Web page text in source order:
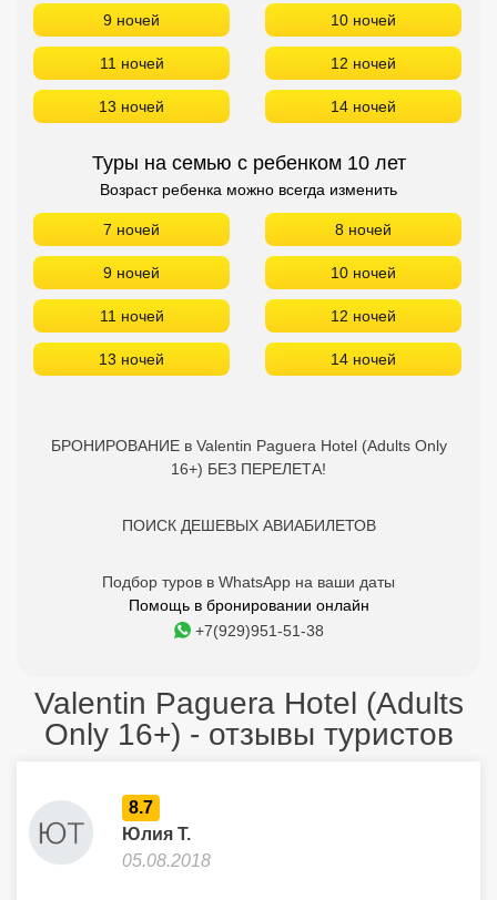
9 ночей 10 ночей
11 ночей 12 ночей
13 ночей 14 ночей
Туры на семью с ребенком 10 лет
Возраст ребенка можно всегда изменить
7 ночей 8 ночей
9 ночей 10 ночей
11 ночей 12 ночей
13 ночей 14 ночей
БРОНИРОВАНИЕ в Valentin Paguera Hotel (Adults Only
16+) БЕЗ ПЕРЕЛЕТА!
ПОИСК ДЕШЕВЫХ АВИАБИЛЕТОВ
Подбор туров в WhatsApp на ваши даты
Помощь в бронировании онлайн
+7(929)951-51-38
Valentin Paguera Hotel (Adults
Only 16+) - отзывы туристов
8.7
Юлия Т.
05.08.2018